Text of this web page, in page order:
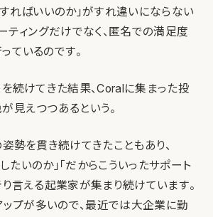
すればいいのか」がすれ違いにならない
ティングだけでなく、匿名での満足度
ているのです。
を続けてきた結果、Coralに集まった投
見えつつあるという。
姿勢を貫き続けてきたこともあり、
たいのか」「だからこういったサポート
り言える起業家が集まり続けています。
プが多いので、最近では大企業に勤